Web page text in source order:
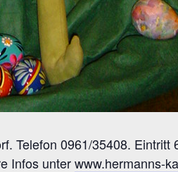
Telefon 0961/35408. Eintritt
Infos unterwww.hermanns-